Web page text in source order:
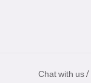
Chat with us /